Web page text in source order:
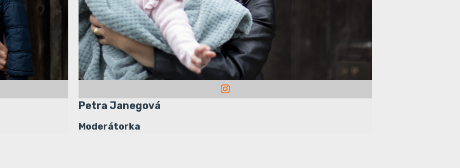
Petra Janegová
Moderátorka